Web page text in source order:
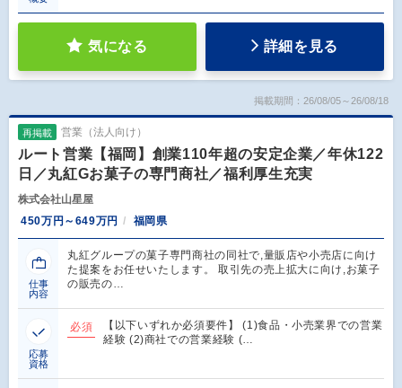
気になる 詳細を見る
掲載期間：26/08/05～26/08/18
再掲載 営業（法人向け）
ルート営業【福岡】創業110年超の安定企業／年休122
日／丸紅Gお菓子の専門商社／福利厚生充実
株式会社山星屋
450万円～649万円
福岡県
仕事
内容
丸紅グループの菓子専門商社の同社で,量販店や小売店に向け
た提案をお任せいたします。 取引先の売上拡大に向け,お菓子
の販売の…
応募
資格
必須
【以下いずれか必須要件】 (1)食品・小売業界での営業
経験 (2)商社での営業経験 (…